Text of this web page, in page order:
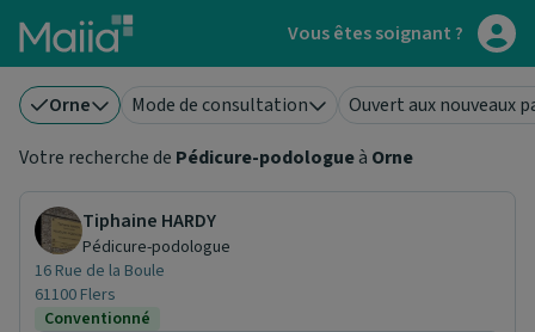
Aller au contenu principal Vous êtes soignant ?
Orne Mode de consultation
Ouvert aux nouveaux
Votre recherche de Pédicure-podologueà Orne
Tiphaine HARDY
Pédicure-podologue
16 Rue de la Boule
61100 Flers
Conventionné